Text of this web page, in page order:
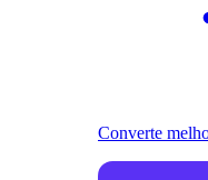
Converte